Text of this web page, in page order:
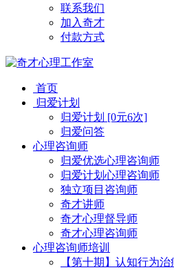
联系我们
加入奇才
付款方式
首页
归爱计划
归爱计划 [0元6次]
归爱问答
心理咨询师
归爱优选心理咨询师
归爱计划心理咨询师
独立项目咨询师
奇才讲师
奇才心理督导师
奇才心理咨询师
心理咨询师培训
【第十期】认知行为